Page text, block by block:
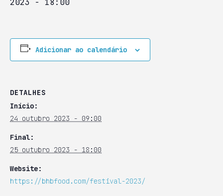
Adicionar ao calendário
DETALHES
Início:
24 outubro 2023 - 09:00
Final:
25 outubro 2023 - 18:00
Website:
https://bhbfood.com/festival-2023/